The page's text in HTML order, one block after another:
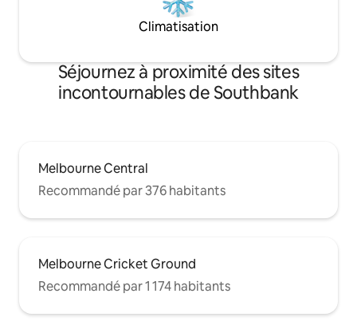
Climatisation
Séjournez à proximité des sites
incontournables de Southbank
Melbourne Central
Recommandé par 376 habitants
Melbourne Cricket Ground
Recommandé par 1 174 habitants